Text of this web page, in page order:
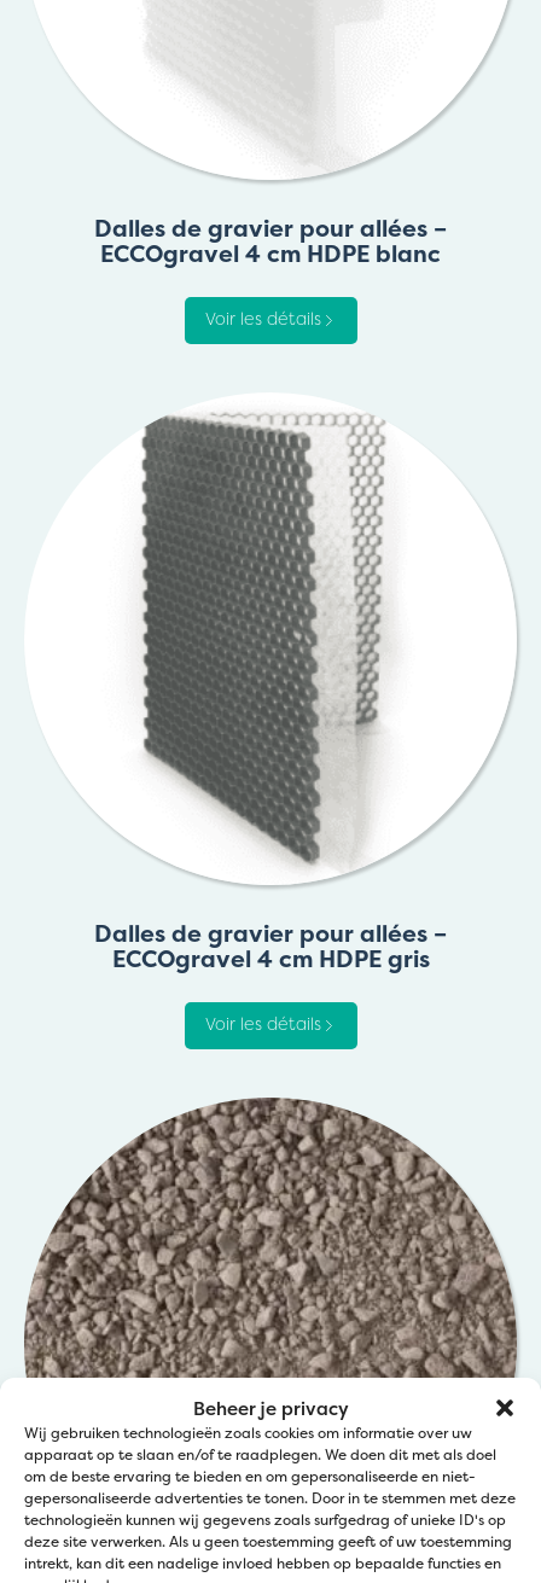
Beheer je privacy
Wij gebruiken technologieën zoals cookies om informatie over uw
apparaat op te slaan en/of te raadplegen. We doen dit met als doel
om de beste ervaring te bieden en om gepersonaliseerde en niet-
gepersonaliseerde advertenties te tonen. Door in te stemmen met deze
technologieën kunnen wij gegevens zoals surfgedrag of unieke ID's op
deze site verwerken. Als u geen toestemming geeft of uw toestemming
intrekt, kan dit een nadelige invloed hebben op bepaalde functies en
Dalles de gravier pour allées –
ECCOgravel 4 cm HDPE blanc
Voir les détails
Dalles de gravier pour allées –
ECCOgravel 4 cm HDPE gris
Voir les détails